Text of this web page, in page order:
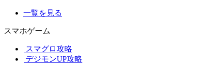
一覧を見る
スマホゲーム
スマグロ攻略
デジモンUP攻略